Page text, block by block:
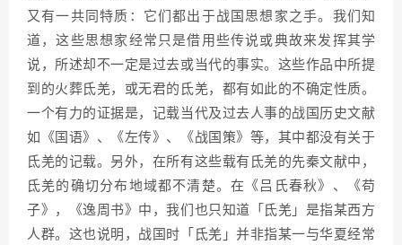
又有一共同特质：它们都出于战国思想家之手。我们知
道，这些思想家经常只是借用些传说或典故来发挥其学
说，所述却不一定是过去或当代的事实。这些作品中所提
到的火葬氐羌，或无君的氐羌，都有如此的不确定性质。
一个有力的证据是，记载当代及过去人事的战国历史文献
如《国语》、《左传》、《战国策》等，其中都没有关于
氐羌的记载。另外，在所有这些载有氐羌的先秦文献中，
氐羌的确切分布地域都不清楚。在《吕氏春秋》、《苟
子》，《逸周书》中，我们也只知道「氐羌」是指某西方
人群。这也说明，战国时「氐羌」并非指某一与华夏经常